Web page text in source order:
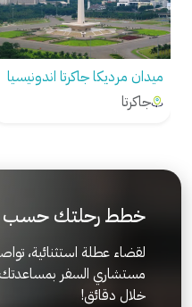
ميدان مرديكا جاكرتا اندونيسيا
جاكرتا
خطط رحلتك حسب
لقضاء عطلة استثنائية،
مستشاري السفر
خلال دقائق!